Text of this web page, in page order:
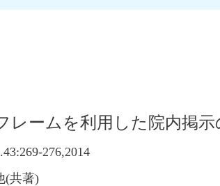
ームを利用した院内掲示
276,2014
(共著)